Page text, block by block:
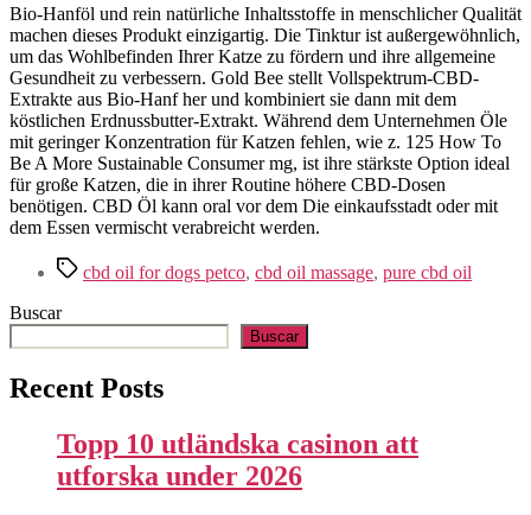
Bio-Hanföl und rein natürliche Inhaltsstoffe in menschlicher Qualität
machen dieses Produkt einzigartig. Die Tinktur ist außergewöhnlich,
um das Wohlbefinden Ihrer Katze zu fördern und ihre allgemeine
Gesundheit zu verbessern. Gold Bee stellt Vollspektrum-CBD-
Extrakte aus Bio-Hanf her und kombiniert sie dann mit dem
köstlichen Erdnussbutter-Extrakt. Während dem Unternehmen Öle
mit geringer Konzentration für Katzen fehlen, wie z. 125 How To
Be A More Sustainable Consumer mg, ist ihre stärkste Option ideal
für große Katzen, die in ihrer Routine höhere CBD-Dosen
benötigen. CBD Öl kann oral vor dem Die einkaufsstadt oder mit
dem Essen vermischt verabreicht werden.
Etiquetas
cbd oil for dogs petco, cbd oil massage, pure cbd oil
Buscar
Buscar
Recent Posts
Topp 10 utländska casinon att
utforska under 2026